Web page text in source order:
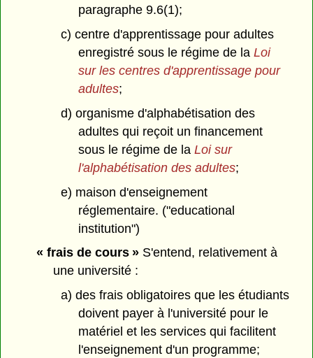
paragraphe 9.6(1);
c) centre d'apprentissage pour adultes
enregistré sous le régime de la Loi
sur les centres d'apprentissage pour
adultes;
d) organisme d'alphabétisation des
adultes qui reçoit un financement
sous le régime de la Loi sur
l'alphabétisation des adultes;
e) maison d'enseignement
réglementaire. ("educational
institution")
« frais de cours » S'entend, relativement à
une université :
a) des frais obligatoires que les étudiants
doivent payer à l'université pour le
matériel et les services qui facilitent
l'enseignement d'un programme;